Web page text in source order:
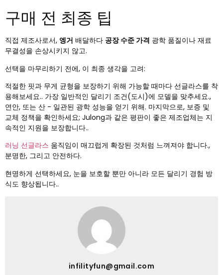
구매 전 최종 팁
직접 제조사로서, 엥거 배달하다 공장 수준 가격 광학 품질이나 재료
무결성을 손상시키지 않고.
선택을 마무리하기 전에, 이 최종 생각을 고려:
적절한 핏과 무게 균형을 보장하기 위해 가능할 때마다 선글라스를 착
용해보세요.. 가장 일반적인 달리기 조건(도시)에 모델을 맞추세요.,
연안, 또는 산 - 일관된 광학 성능을 얻기 위해. 마지막으로, 보증 및
교체 정책을 확인하세요; Julong과 같은 평판이 좋은 제조업체는 지
속적인 지원을 보장합니다..
러닝 선글라스 움직임이 매끄럽게 확장된 것처럼 느껴져야 합니다.,
분명한, 그리고 안전하다.
현명하게 선택하세요, 눈을 보호할 뿐만 아니라 모든 달리기 경험 방
식도 향상됩니다..
infilityfun@gmail.com